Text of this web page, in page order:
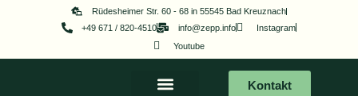
Rüdesheimer Str. 60 - 68 in 55545 Bad Kreuznach
+49 671 / 820-4510
info@zepp.info
Instagram
Youtube
Kontakt